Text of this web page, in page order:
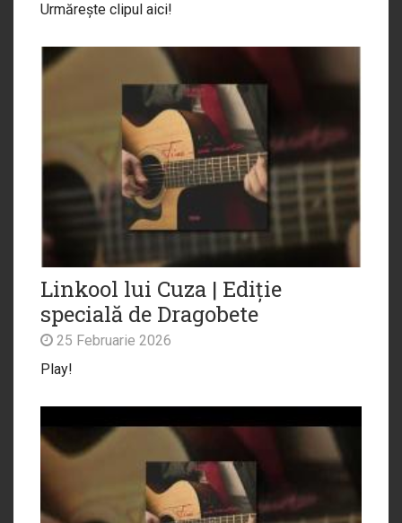
Urmărește clipul aici!
Linkool lui Cuza | Ediție
specială de Dragobete
25 Februarie 2026
Play!